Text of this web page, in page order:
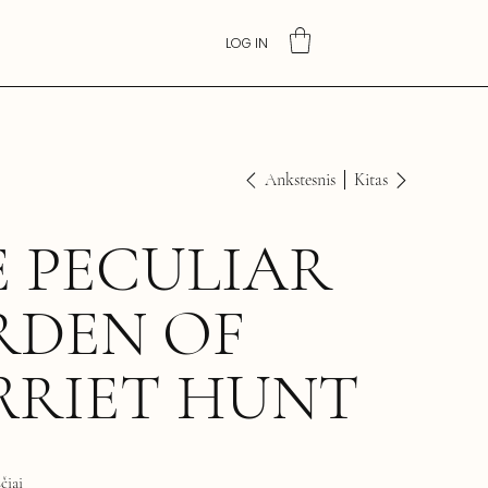
LOG IN
Ankstesnis Kitas
PECULIAR
OF
HUNT